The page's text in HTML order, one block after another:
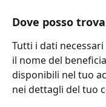
Dove posso
Tutti i dati
il nome del
disponibili nel tuo
nei dettagli del tuo